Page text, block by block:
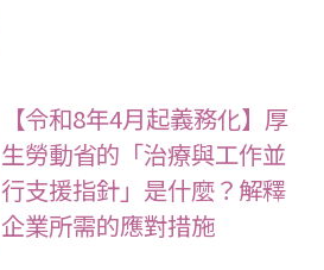
【令和8年4月起義務化】厚
生勞動省的「治療與工作並
行支援指針」是什麼？解釋
企業所需的應對措施